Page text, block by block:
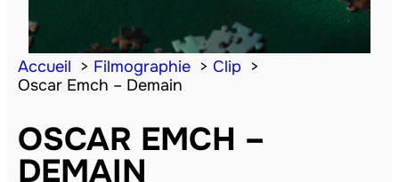
Accueil Filmographie
Clip
Oscar Emch – Demain
OSCAR EMCH –
DEMAIN